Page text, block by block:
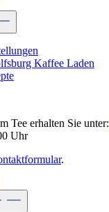
Kaffee Laden
Tee erhalten Sie unter:
Uhr
.